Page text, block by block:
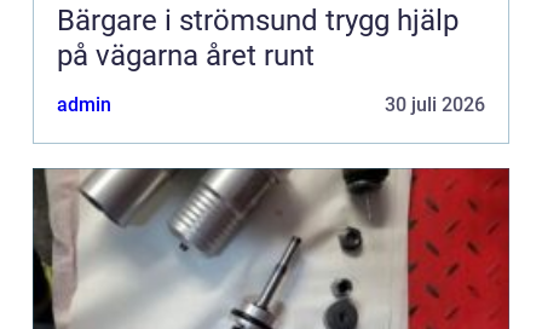
Bärgare i strömsund trygg hjälp
på vägarna året runt
admin 30 juli 2026